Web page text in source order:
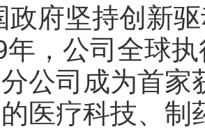
坚持创新驱
，公司全球
公司成为首家
医疗科技、制